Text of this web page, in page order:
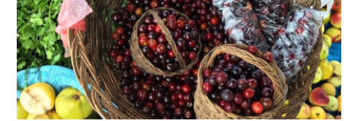
Xi’An
Corée du Sud
Japon
Fukuoka